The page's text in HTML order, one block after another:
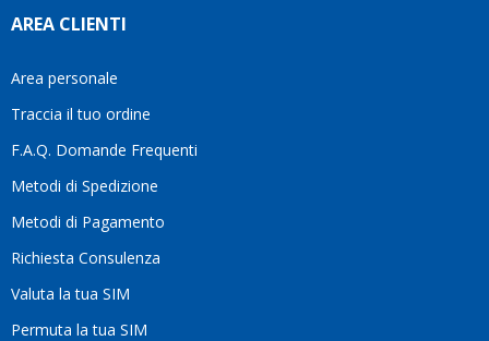
AREA CLIENTI
Area personale
Traccia il tuo ordine
F.A.Q. Domande Frequenti
Metodi di Spedizione
Metodi di Pagamento
Richiesta Consulenza
Valuta la tua SIM
Permuta la tua SIM